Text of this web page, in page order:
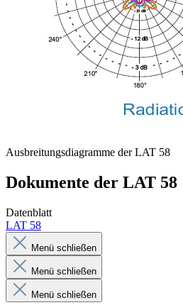
Ausbreitungsdiagramme der LAT 58
Dokumente der LAT 58
Datenblatt
LAT 58
Menü schließen
Menü schließen
Menü schließen